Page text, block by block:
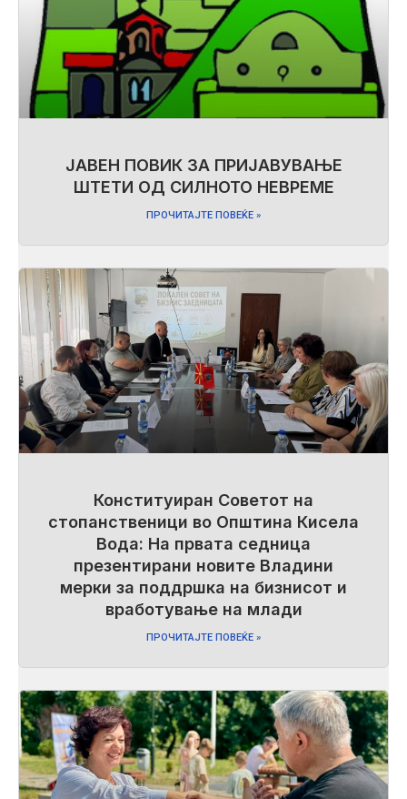
ЈАВЕН ПОВИК ЗА ПРИЈАВУВАЊЕ
ШТЕТИ ОД СИЛНОТО НЕВРЕМЕ
ПРОЧИТАЈТЕ ПОВЕЌЕ »
Конституиран Советот на
стопанственици во Општина Кисела
Вода: На првата седница
презентирани новите Владини
мерки за поддршка на бизнисот и
вработување на млади
ПРОЧИТАЈТЕ ПОВЕЌЕ »